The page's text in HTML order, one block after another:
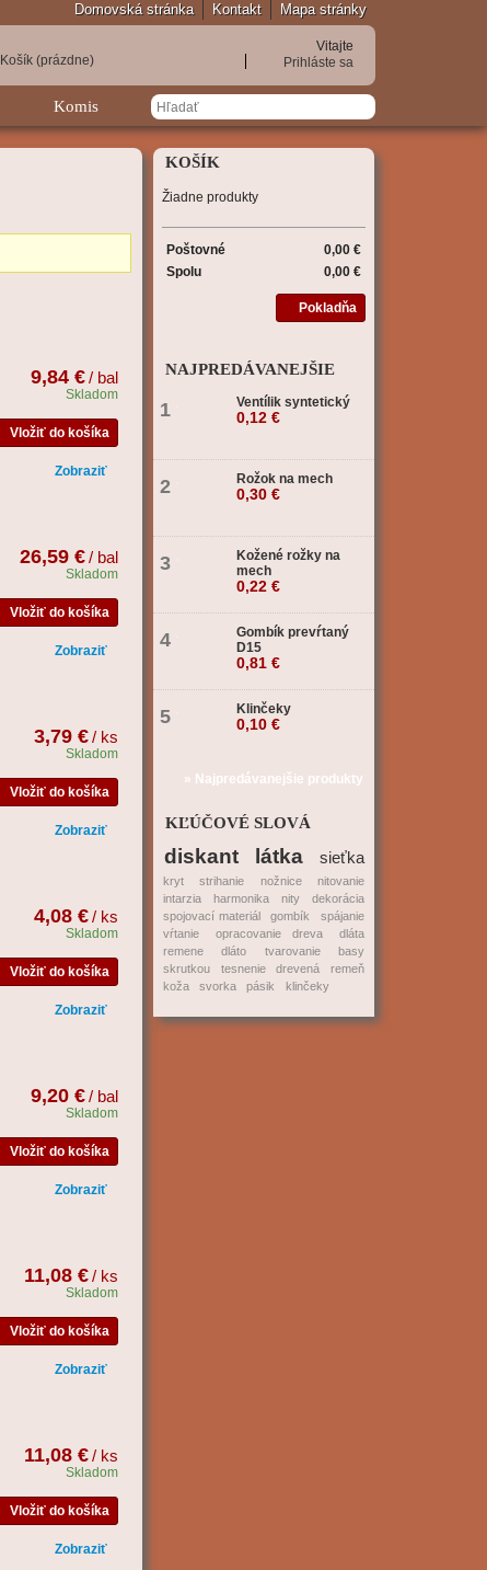
Domovská stránka Kontakt Mapa stránky
Vitajte
Prihláste sa
Košík (prázdne)
Komis
9,84 €/ bal
Skladom
Vložiť do košíka
Zobraziť
26,59 €/ bal
Skladom
Vložiť do košíka
Zobraziť
3,79 €/ ks
Skladom
Vložiť do košíka
Zobraziť
4,08 €/ ks
Skladom
Vložiť do košíka
Zobraziť
9,20 €/ bal
Skladom
Vložiť do košíka
Zobraziť
11,08 €/ ks
Skladom
Vložiť do košíka
Zobraziť
11,08 €/ ks
Skladom
Vložiť do košíka
Zobraziť
KOŠÍK
Žiadne produkty
0,00 €
Poštovné
0,00 €
Spolu
Pokladňa
NAJPREDÁVANEJŠIE
1 Ventílik syntetický
0,12 €
2 Rožok na mech
0,30 €
3
Kožené rožky na
mech
0,22 €
4
Gombík prevŕtaný
D15
0,81 €
5 Klinčeky
0,10 €
» Najpredávanejšie produkty
KĽÚČOVÉ SLOVÁ
diskant látka sieťka
kryt strihanie nožnice
nitovanie
intarzia
harmonika nity
dekorácia
spojovací materiál
gombík
spájanie
vŕtanie
opracovanie dreva
dláta
remene
dláto tvarovanie
basy
skrutkou
tesnenie drevená
remeň
koža
svorka pásik klinčeky